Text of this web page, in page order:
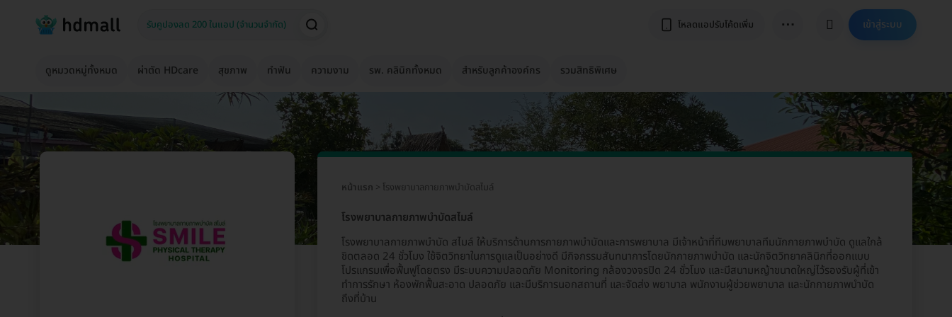
โหลดแอปรับโค้ดเพิ่ม ⋯ เข้าสู่ระบบ
ดูหมวดหมู่ทั้งหมด ผ่าตัด HDcare สุขภาพ ทำฟัน ความงาม รพ. คลินิกทั้งหมด สำหรับลูกค้าองค์กร รวมสิทธิพิเศษ
หน้าแรก > โรงพยาบาลกายภาพบำบัดสไมล์
โรงพยาบาลกายภาพบำบัดสไมล์
โรงพยาบาลกายภาพบำบัด สไมล์ ให้บริการด้านการกายภาพบำบัดและการพยาบาล มีเจ้าหน้าที่ทีมพยาบาลทีมนักกายภาพบำบัด ดูแลใกล้
ชิดตลอด 24 ชั่วโมง ใช้จิตวิทยาในการดูแลเป็นอย่างดี มีกิจกรรมสันทนาการโดยนักกายภาพบำบัด และนักจิตวิทยาคลินิกที่ออกแบบ
โปรแกรมเพื่อฟื้นฟูโดยตรง มีระบบความปลอดภัย Monitoring กล้องวงจรปิด 24 ชั่วโมง และมีสนามหญ้าขนาดใหญ่ไว้รองรับผู้ที่เข้า
ทำการรักษา ห้องพักฟื้นสะอาด ปลอดภัย และมีบริการนอกสถานที่ และจัดส่ง พยาบาล พนักงานผู้ช่วยพยาบาล และนักกายภาพบำบัด
ถึงที่บ้าน